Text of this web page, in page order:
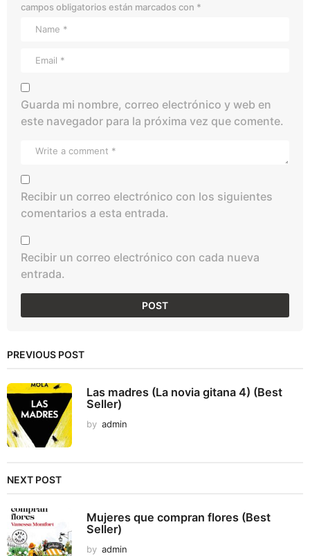
campos obligatorios están marcados con *
Guarda mi nombre, correo electrónico y web en
este navegador para la próxima vez que comente.
Recibir un correo electrónico con los siguientes
comentarios a esta entrada.
Recibir un correo electrónico con cada nueva
entrada.
PREVIOUS POST
Las madres (La novia gitana 4) (Best
Seller)
by admin
NEXT POST
Mujeres que compran flores (Best
Seller)
by admin